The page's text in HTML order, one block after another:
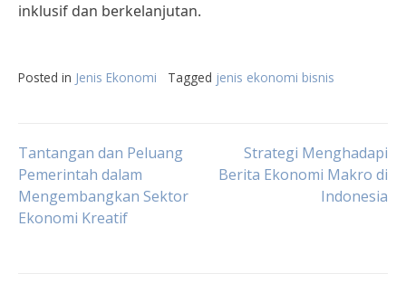
inklusif dan berkelanjutan.
Posted in Jenis Ekonomi Tagged jenis ekonomi bisnis
Post
navigation
Tantangan dan Peluang
Pemerintah dalam
Mengembangkan Sektor
Ekonomi Kreatif
Strategi Menghadapi
Berita Ekonomi Makro di
Indonesia